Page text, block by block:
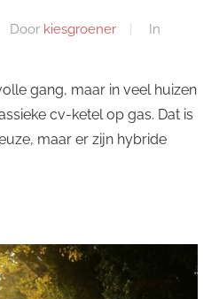
Door kiesgroener
In
gang, maar in veel huizen
cv-ketel op gas. Dat is
maar er zijn hybride